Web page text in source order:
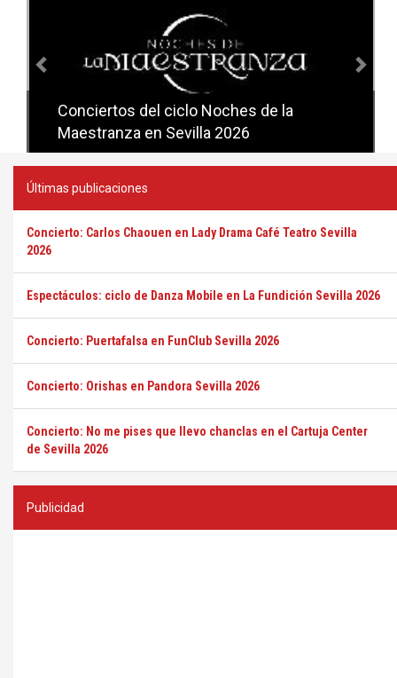
Conciertos del ciclo Noches de la
Maestranza en Sevilla 2026
Conciertos del ciclo Candlelight en
Sevilla
Últimas publicaciones
Concierto: Carlos Chaouen en Lady Drama Café Teatro Sevilla
2026
Espectáculos: ciclo de Danza Mobile en La Fundición Sevilla 2026
Concierto: Puertafalsa en FunClub Sevilla 2026
Concierto: Orishas en Pandora Sevilla 2026
Concierto: No me pises que llevo chanclas en el Cartuja Center
de Sevilla 2026
Publicidad